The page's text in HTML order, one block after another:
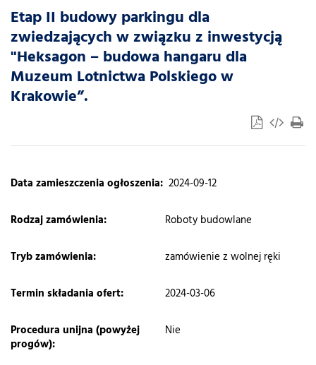
Etap II budowy parkingu dla
zwiedzających w związku z inwestycją
"Heksagon – budowa hangaru dla
Muzeum Lotnictwa Polskiego w
Krakowie”.
Data zamieszczenia ogłoszenia: 2024-09-12
​Rodzaj zamówienia: Roboty budowlane
Tryb zamówienia: zamówienie z wolnej ręki
Termin składania ofert: 2024-03-06
Procedura unijna (powyżej
progów):
Nie